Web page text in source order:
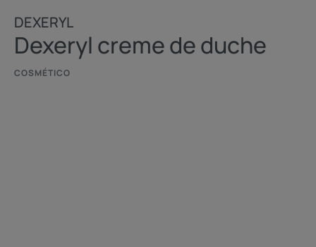
DEXERYL
Dexeryl creme de duche
COSMÉTICO